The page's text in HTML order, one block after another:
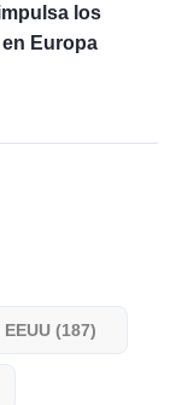
los
Europa
EEUU (187)